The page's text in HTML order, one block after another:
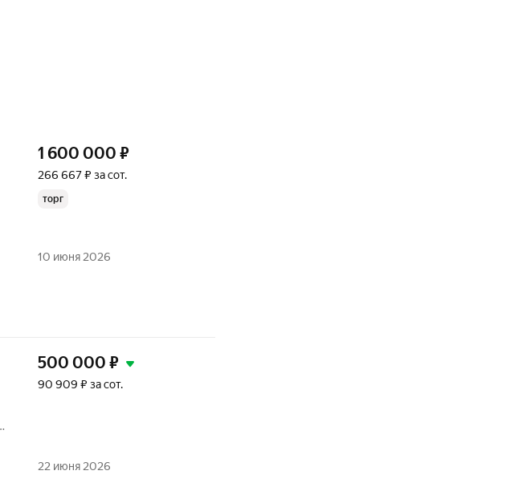
1 600 000 ₽
266 667 ₽ за сот.
торг
10 июня 2026
500 000 ₽
90 909 ₽ за сот.
22 июня 2026